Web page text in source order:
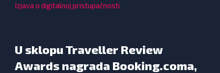
Izjava o digitalnoj pristupačnosti
U sklopu Traveller Review
Awards nagrada Booking.coma,